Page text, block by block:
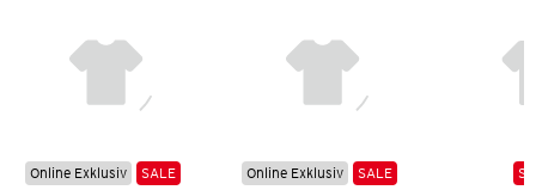
Online Exklusiv
SALE
Online Exklusiv
SALE